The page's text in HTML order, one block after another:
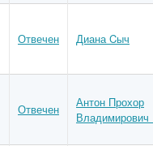
Отвечен Диана Cыч
Отвечен
Антон Прохор
Владимирович